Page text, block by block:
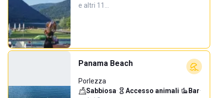
e altri 11…
Panama Beach
Porlezza
Sabbiosa· Accesso animali· Bar·